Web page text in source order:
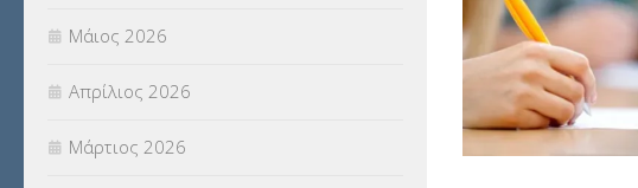
Μάιος 2026
Απρίλιος 2026
Μάρτιος 2026